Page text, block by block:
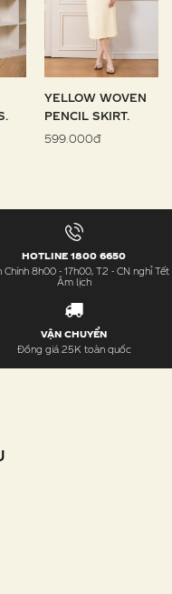
YELLOW WOVEN
PENCIL SKIRT.
599.000đ
HOTLINE 1800 6650
Chính 8h00 - 17h00, T2 - CN nghỉ Tết
Âm lịch
VẬN CHUYỂN
Đồng giá 25K toàn quốc